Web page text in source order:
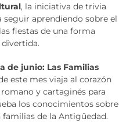
, la iniciativa de trivia
seguir aprendiendo sobre el
fiestas de una forma
de junio: Las Familias
este mes viaja al corazón
y cartaginés para
los conocimientos sobre
familias de la Antigüedad.